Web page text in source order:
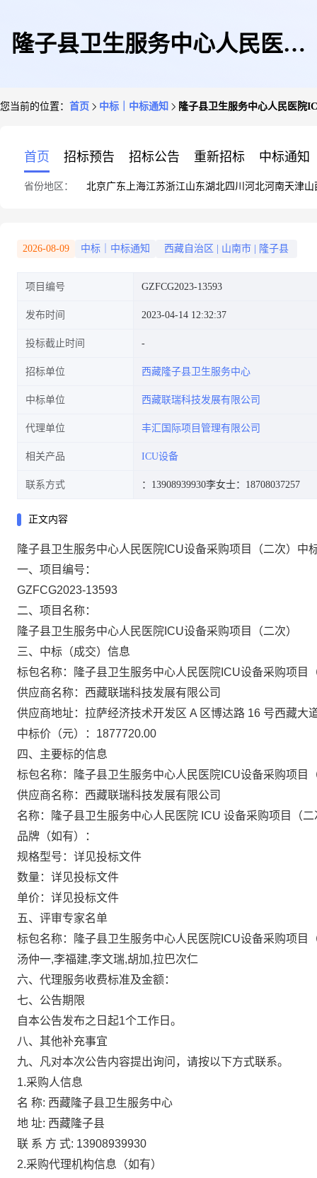
隆子县卫生服务中心人民医院
您当前的位置： 首页 中标｜中标通知 隆子县卫生服务中心人民医院
首页 招标预告 招标公告 重新招标 中标通知
省份地区： 北京广东 上海江苏浙江山东湖北四川 河北河南天津山
2026-08-09 中标｜中标通知 西藏自治区 山南市 隆子县
项目编号 GZFCG2023-13593
发布时间 2023-04-14 12:32:37
投标截止时间
招标单位 西藏隆子县卫生服务中心
中标单位 西藏联瑞科技发展有限公司
代理单位 丰汇国际项目管理有限公司
相关产品 ICU设备
联系方式 ：13908939930李女士：18708037257
正文内容
隆子县卫生服务中心人民医院ICU设备采购项目（二次）中
一、项目编号：
GZFCG2023-13593
二、项目名称：
隆子县卫生服务中心人民医院ICU设备采购项目（二次）
三、中标（成交）信息
标包名称：隆子县卫生服务中心人民医院ICU设备采购项目
供应商名称： 西藏联瑞科技发展有限公司
供应商地址： 拉萨经济技术开发区 A 区博达路 16 号西藏大
中标价（元）：1877720.00
四、主要标的信息
标包名称：隆子县卫生服务中心人民医院ICU设备采购项目
供应商名称： 西藏联瑞科技发展有限公司
名称：隆子县卫生服务中心人民医院 ICU 设备采购项目（二
品牌（如有）：
规格型号：详见投标文件
数量：详见投标文件
单价：详见投标文件
五、评审专家名单
标包名称：隆子县卫生服务中心人民医院ICU设备采购项目
汤仲一,李福建,李文瑞,胡加,拉巴次仁
六、代理服务收费标准及金额：
七、公告期限
自本公告发布之日起1个工作日。
八、其他补充事宜
九、凡对本次公告内容提出询问，请按以下方式联系。
1.采购人信息
名 称: 西藏隆子县卫生服务中心
地 址: 西藏隆子县
联 系 方 式: 13908939930
2.采购代理机构信息（如有）